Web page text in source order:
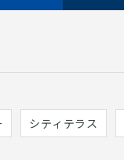
シティテラス